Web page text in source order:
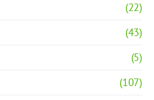
(22)
(43)
(5)
(107)